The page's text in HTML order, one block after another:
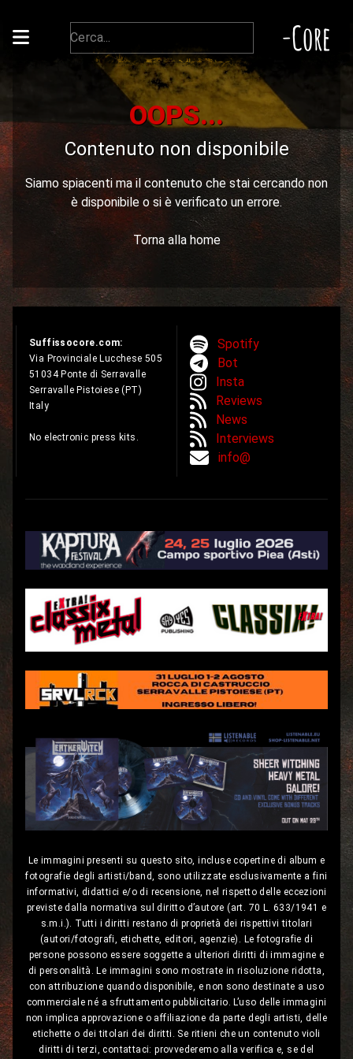
-Core
OOPS...
Contenuto non disponibile
Siamo spiacenti ma il contenuto che stai cercando non
è disponibile o si è verificato un errore.
Torna alla home
Suffissocore.com:
Via Provinciale Lucchese 505
51034 Ponte di Serravalle
Serravalle Pistoiese (PT)
Italy
No electronic press kits.
Spotify
Bot
Insta
Reviews
News
Interviews
info@
Le immagini presenti su questo sito, incluse copertine di album e
fotografie degli artisti/band, sono utilizzate esclusivamente a fini
informativi, didattici e/o di recensione, nel rispetto delle eccezioni
previste dalla normativa sul diritto d’autore (art. 70 L. 633/1941 e
s.m.i.). Tutti i diritti restano di proprietà dei rispettivi titolari
(autori/fotografi, etichette, editori, agenzie). Le fotografie di
persone possono essere soggette a ulteriori diritti di immagine e
di personalità. Le immagini sono mostrate in risoluzione ridotta,
con attribuzione quando disponibile, e non sono destinate a uso
commerciale né a sfruttamento pubblicitario. L’uso delle immagini
non implica approvazione o affiliazione da parte degli artisti, delle
etichette o dei titolari dei diritti. Se ritieni che un contenuto violi
diritti di terzi, contattaci: provvederemo alla verifica e, se del